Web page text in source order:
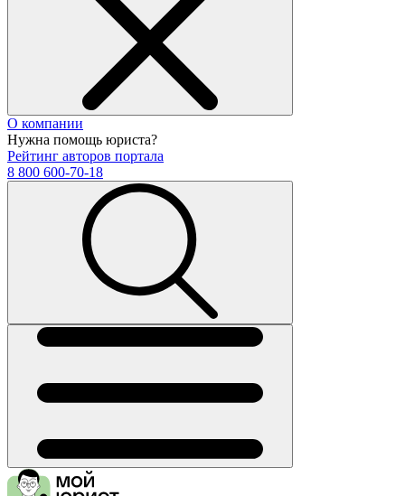
О компании
Нужна помощь юриста?
Рейтинг авторов портала
8 800 600-70-18